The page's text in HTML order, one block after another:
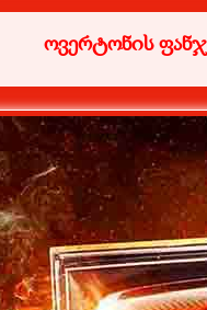
ოვერტონის